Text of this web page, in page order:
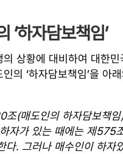
‘하자담보책임’
의 상황에 대비하여 대한
의 ‘하자담보책임’을 아
조(매도인의 하자담보책
자가 있는 때에는 제575
다. 그러나 매수인이 하자